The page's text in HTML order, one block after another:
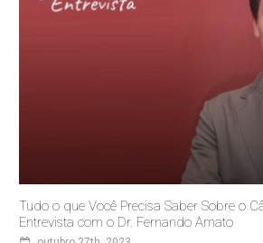
Tudo o que Você Precisa Saber Sobre o
Entrevista com o Dr. Fernando Amato